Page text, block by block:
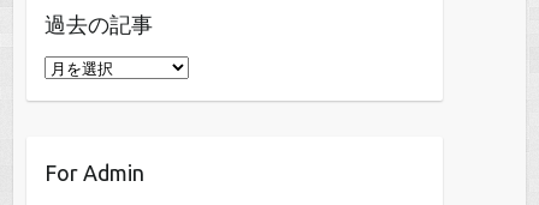
過去の記事
過
事
For Admin